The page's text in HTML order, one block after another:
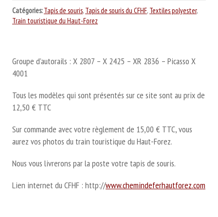
Catégories: Tapis de souris, Tapis de souris du CFHF, Textiles polyester,
Train touristique du Haut-Forez
Groupe d’autorails : X 2807 – X 2425 – XR 2836 – Picasso X
4001
Tous les modèles qui sont présentés sur ce site sont au prix de
12,50 € TTC
Sur commande avec votre règlement de 15,00 € TTC, vous
aurez vos photos du train touristique du Haut-Forez.
Nous vous livrerons par la poste votre tapis de souris.
Lien internet du CFHF : http://www.chemindeferhautforez.com